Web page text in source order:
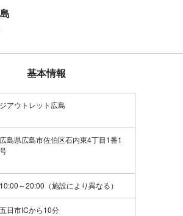
基本情報
ジアウトレット広島
広島県広島市佐伯区石内東4丁目1番1
号
10:00～20:00（施設により異なる）
五日市ICから10分